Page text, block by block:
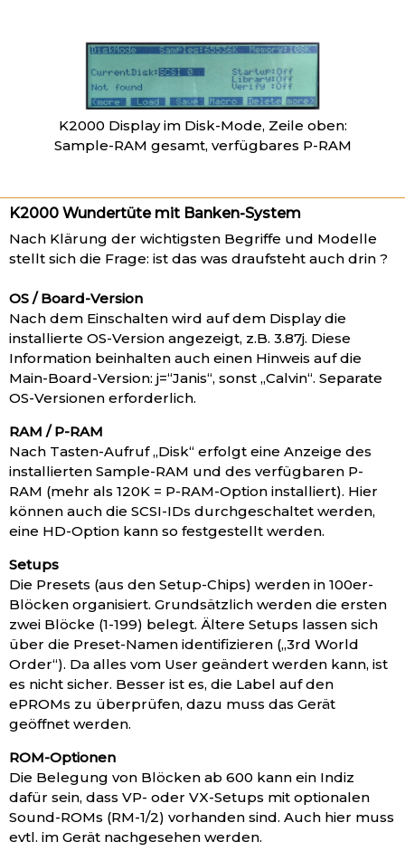
K2000 Display im Disk-Mode, Zeile oben:
Sample-RAM gesamt, verfügbares P-RAM
K2000 Wundertüte mit Banken-System
Nach Klärung der wichtigsten Begriffe und Modelle
stellt sich die Frage: ist das was draufsteht auch drin ?
OS / Board-Version
Nach dem Einschalten wird auf dem Display die
installierte OS-Version angezeigt, z.B. 3.87j. Diese
Information beinhalten auch einen Hinweis auf die
Main-Board-Version: j=“Janis“, sonst „Calvin“. Separate
OS-Versionen erforderlich.
RAM / P-RAM
Nach Tasten-Aufruf „Disk“ erfolgt eine Anzeige des
installierten Sample-RAM und des verfügbaren P-
RAM (mehr als 120K = P-RAM-Option installiert). Hier
können auch die SCSI-IDs durchgeschaltet werden,
eine HD-Option kann so festgestellt werden.
Setups
Die Presets (aus den Setup-Chips) werden in 100er-
Blöcken organisiert. Grundsätzlich werden die ersten
zwei Blöcke (1-199) belegt. Ältere Setups lassen sich
über die Preset-Namen identifizieren („3rd World
Order“). Da alles vom User geändert werden kann, ist
es nicht sicher. Besser ist es, die Label auf den
ePROMs zu überprüfen, dazu muss das Gerät
geöffnet werden.
ROM-Optionen
Die Belegung von Blöcken ab 600 kann ein Indiz
dafür sein, dass VP- oder VX-Setups mit optionalen
Sound-ROMs (RM-1/2) vorhanden sind. Auch hier muss
evtl. im Gerät nachgesehen werden.